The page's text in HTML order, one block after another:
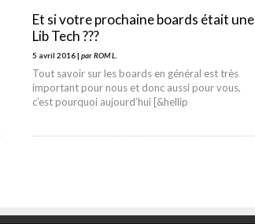
Et si votre prochaine boards était une
Lib Tech ???
5 avril 2016 | par ROM L.
Tout savoir sur les boards en général est très
important pour nous et donc aussi pour vous,
c’est pourquoi aujourd’hui [&hellip